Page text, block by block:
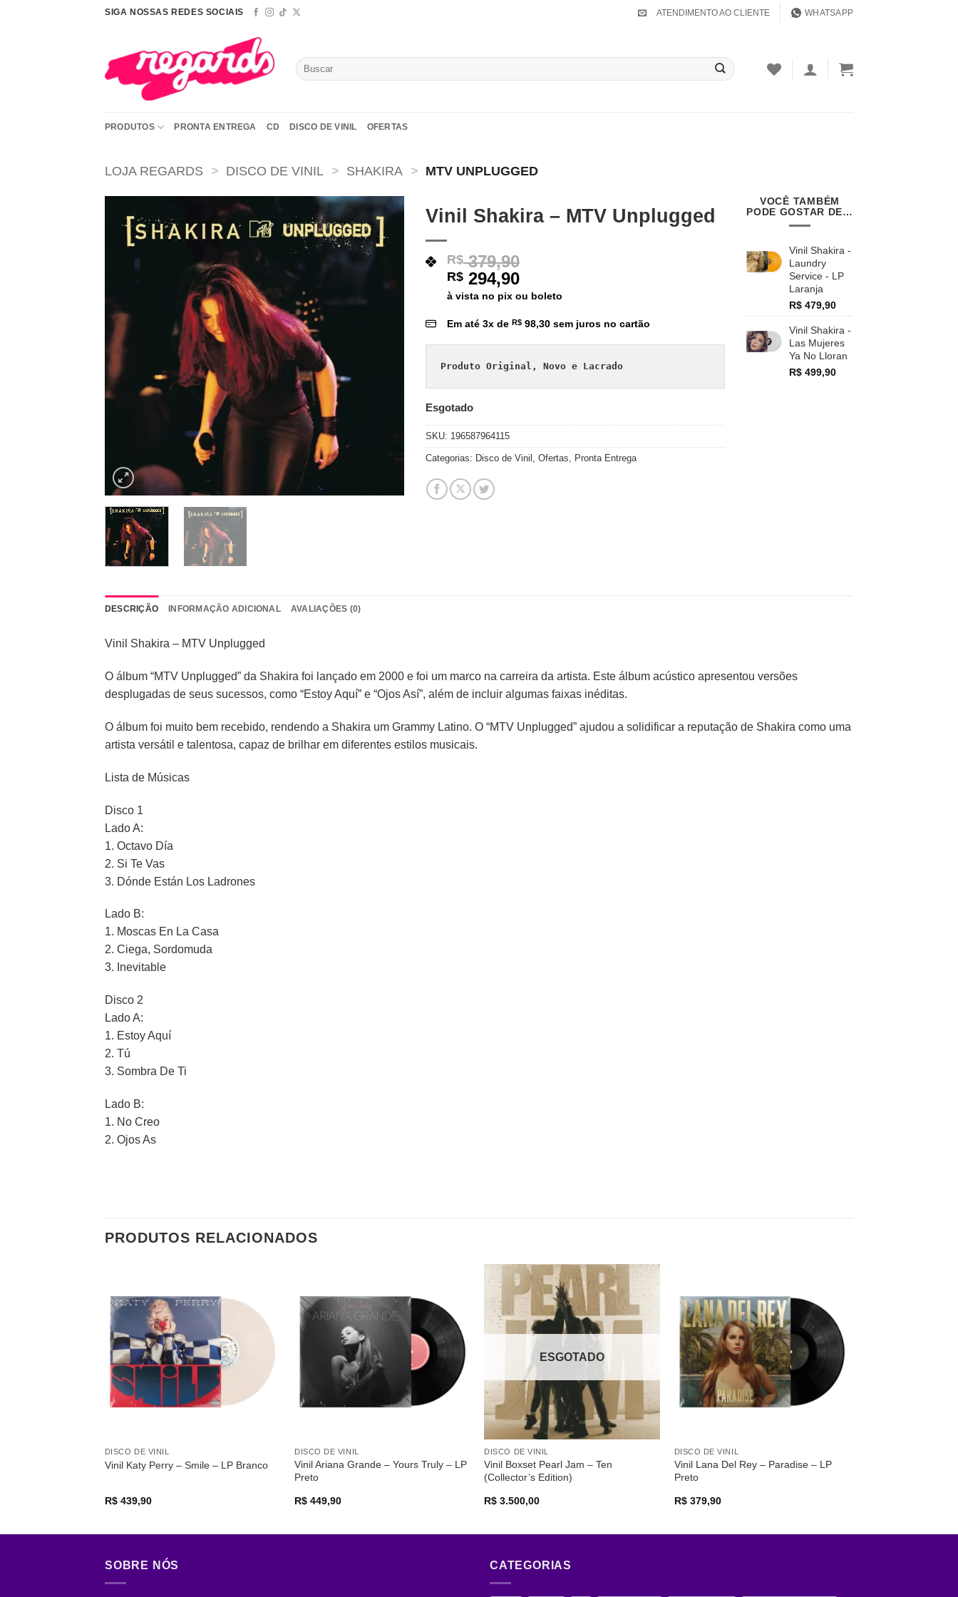
SIGA NOSSAS REDES SOCIAIS ATENDIMENTO AO CLIENTE WHATSAPP
Pesquisar
por:
PRODUTOS PRONTA ENTREGA CD DISCO DE VINIL OFERTAS
LOJA REGARDS > DISCO DE VINIL > SHAKIRA > MTV UNPLUGGED
Adicionar
a lista de
Vinil Shakira – MTV Unplugged
R$379,90
R$ 294,90
à vista no pix ou boleto
Em até 3x de R$ 98,30 sem juros no cartão
Produto Original, Novo e Lacrado
Esgotado
SKU: 196587964115
Categorias: Disco de Vinil Ofertas Pronta Entrega
VOCÊ TAMBÉM
PODE GOSTAR DE…
Vinil Shakira -
Laundry
Service - LP
Laranja
R$ 479,90
Vinil Shakira -
Las Mujeres
Ya No Lloran
R$ 499,90
DESCRIÇÃO INFORMAÇÃO ADICIONAL AVALIAÇÕES (0)
Vinil Shakira – MTV Unplugged
O álbum “MTV Unplugged” da Shakira foi lançado em 2000 e foi um marco na carreira da artista. Este álbum acústico apresentou versões
desplugadas de seus sucessos, como “Estoy Aquí” e “Ojos Así”, além de incluir algumas faixas inéditas.
O álbum foi muito bem recebido, rendendo a Shakira um Grammy Latino. O “MTV Unplugged” ajudou a solidificar a reputação de Shakira como uma
artista versátil e talentosa, capaz de brilhar em diferentes estilos musicais.
Lista de Músicas
Disco 1
Lado A:
1. Octavo Día
2. Si Te Vas
3. Dónde Están Los Ladrones
Lado B:
1. Moscas En La Casa
2. Ciega, Sordomuda
3. Inevitable
Disco 2
Lado A:
1. Estoy Aquí
2. Tú
3. Sombra De Ti
Lado B:
1. No Creo
2. Ojos As
PRODUTOS RELACIONADOS
Adicionar
a lista de
desejos
DISCO DE VINIL
Vinil Katy Perry – Smile – LP Branco
R$439,90
Adicionar
a lista de
desejos
DISCO DE VINIL
Vinil Ariana Grande – Yours Truly – LP
Preto
R$ 449,90
Adicionar
a lista de
desejos
ESGOTADO
DISCO DE VINIL
Vinil Boxset Pearl Jam – Ten
(Collector’s Edition)
R$ 3.500,00
Adicionar
a lista de
desejos
DISCO DE VINIL
Vinil Lana Del Rey – Paradise – LP
Preto
R$379,90
SOBRE NÓS CATEGORIAS